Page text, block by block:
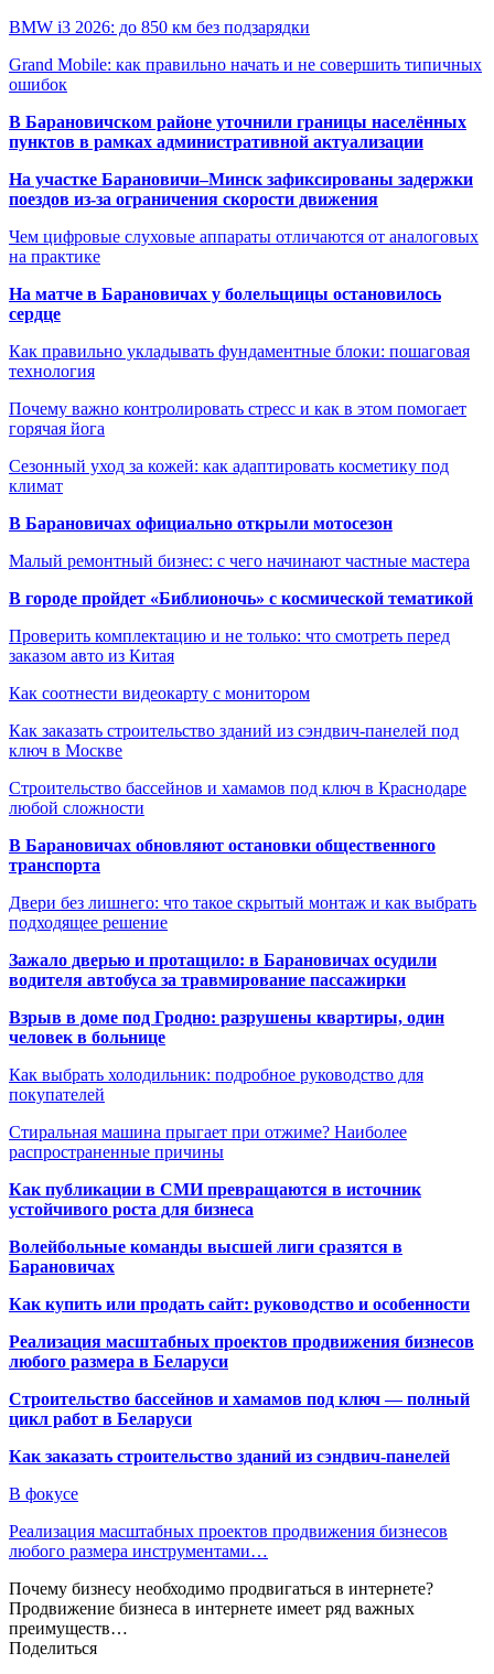
BMW i3 2026: до 850 км без подзарядки
Grand Mobile: как правильно начать и не совершить типичных
ошибок
В Барановичском районе уточнили границы населённых
пунктов в рамках административной актуализации
На участке Барановичи–Минск зафиксированы задержки
поездов из-за ограничения скорости движения
Чем цифровые слуховые аппараты отличаются от аналоговых
на практике
На матче в Барановичах у болельщицы остановилось
сердце
Как правильно укладывать фундаментные блоки: пошаговая
технология
Почему важно контролировать стресс и как в этом помогает
горячая йога
Сезонный уход за кожей: как адаптировать косметику под
климат
В Барановичах официально открыли мотосезон
Малый ремонтный бизнес: с чего начинают частные мастера
В городе пройдет «Библионочь» с космической тематикой
Проверить комплектацию и не только: что смотреть перед
заказом авто из Китая
Как соотнести видеокарту с монитором
Как заказать строительство зданий из сэндвич-панелей под
ключ в Москве
Строительство бассейнов и хамамов под ключ в Краснодаре
любой сложности
В Барановичах обновляют остановки общественного
транспорта
Двери без лишнего: что такое скрытый монтаж и как выбрать
подходящее решение
Зажало дверью и протащило: в Барановичах осудили
водителя автобуса за травмирование пассажирки
Взрыв в доме под Гродно: разрушены квартиры, один
человек в больнице
Как выбрать холодильник: подробное руководство для
покупателей
Стиральная машина прыгает при отжиме? Наиболее
распространенные причины
Как публикации в СМИ превращаются в источник
устойчивого роста для бизнеса
Волейбольные команды высшей лиги сразятся в
Барановичах
Как купить или продать сайт: руководство и особенности
Реализация масштабных проектов продвижения бизнесов
любого размера в Беларуси
Строительство бассейнов и хамамов под ключ — полный
цикл работ в Беларуси
Как заказать строительство зданий из сэндвич-панелей
В фокусе
Реализация масштабных проектов продвижения бизнесов
любого размера инструментами…
Почему бизнесу необходимо продвигаться в интернете?
Продвижение бизнеса в интернете имеет ряд важных
преимуществ…
Поделиться